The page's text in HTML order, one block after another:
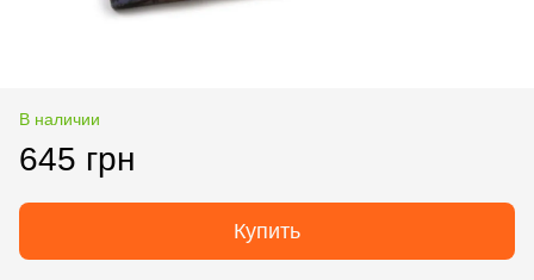
В наличии
645 грн
Купить